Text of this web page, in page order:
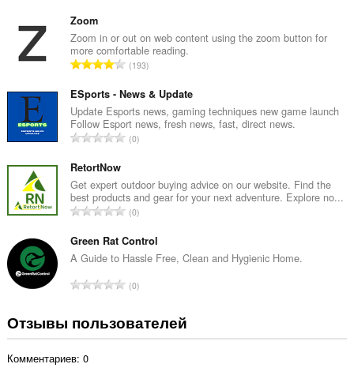
г
о
о
е
н
о
к
Zoom
Zoom in or out on web content using the zoom button for
more comfortable reading.
В
е
г
о
о
н
о
к
:
193
ESports - News & Update
Update Esports news, gaming techniques new game launch
Follow Esport news, fresh news, fast, direct news.
В
г
о
о
е
н
о
к
0
RetortNow
Get expert outdoor buying advice on our website. Find the
best products and gear for your next adventure. Explore no...
В
е
г
о
е
н
0
Green Rat Control
A Guide to Hassle Free, Clean and Hygienic Home.
В
г
0
Отзывы пользователей
Комментариев: 0